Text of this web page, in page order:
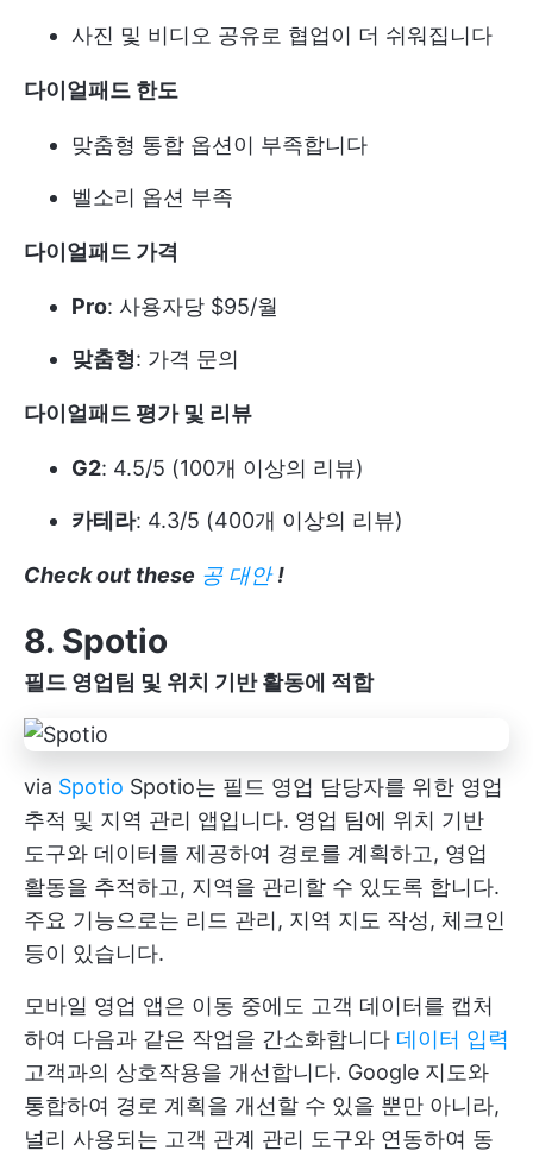
사진 및 비디오 공유로 협업이 더 쉬워집니다
다이얼패드 한도
맞춤형 통합 옵션이 부족합니다
벨소리 옵션 부족
다이얼패드 가격
Pro: 사용자당 $95/월
맞춤형: 가격 문의
다이얼패드 평가 및 리뷰
G2: 4.5/5 (100개 이상의 리뷰)
카테라: 4.3/5 (400개 이상의 리뷰)
Check out these 공 대안 !
8. Spotio
필드 영업팀 및 위치 기반 활동에 적합
via Spotio Spotio는 필드 영업 담당자를 위한 영업
추적 및 지역 관리 앱입니다. 영업 팀에 위치 기반
도구와 데이터를 제공하여 경로를 계획하고, 영업
활동을 추적하고, 지역을 관리할 수 있도록 합니다.
주요 기능으로는 리드 관리, 지역 지도 작성, 체크인
등이 있습니다.
모바일 영업 앱은 이동 중에도 고객 데이터를 캡처
하여 다음과 같은 작업을 간소화합니다 데이터 입력
고객과의 상호작용을 개선합니다. Google 지도와
통합하여 경로 계획을 개선할 수 있을 뿐만 아니라,
널리 사용되는 고객 관계 관리 도구와 연동하여 동